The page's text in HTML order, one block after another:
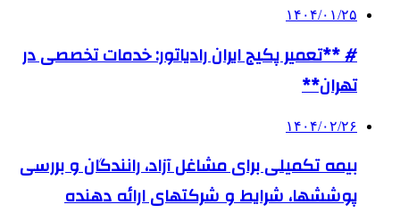
۱۴۰۴/۰۱/۲۵
# **تعمیر پکیج ایران رادیاتور: خدمات تخصصی در
تهران**
۱۴۰۴/۰۲/۲۶
بیمه تکمیلی برای مشاغل آزاد، رانندگان و بررسی
پوششها، شرایط و شرکتهای ارائه دهنده